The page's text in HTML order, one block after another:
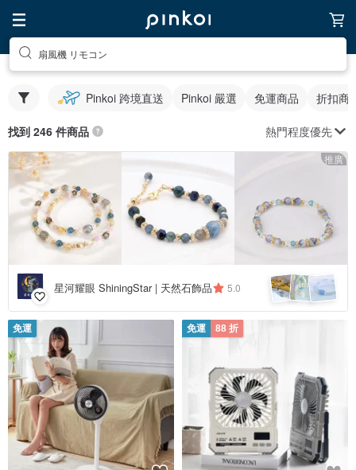
扇風機 リモコン
Pinkoi 跨境直送 Pinkoi 嚴選 免運商品 折扣商
找到 246 件商品 熱門程度優先
推廣
星河耀眼 ShiningStar | 天然石飾品 5.0
免運 免運 88 折